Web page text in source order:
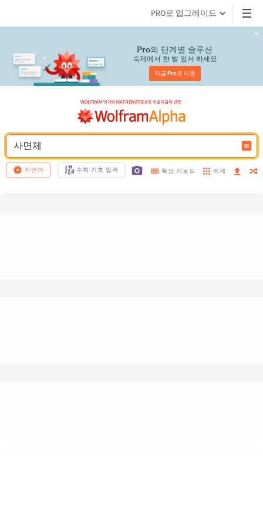
PRO로 업그레이드
Pro의 단계별 솔루션
숙제에서 한 발 앞서 하세요
지금 Pro로 이동
사면체
자연어 수학 기호 입력 확장 키보드 예제